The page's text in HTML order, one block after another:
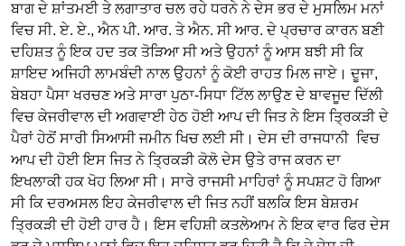
ਬਾਗ ਦੇ ਸ਼ਾਂਤਮਈ ਤੇ ਲਗਾਤਾਰ ਚਲ ਰਹੇ ਧਰਨੇ ਨੇ ਦੇਸ ਭਰ ਦੇ ਮੁਸਲਿਮ ਮਨਾਂ
ਵਿਚ ਸੀ. ਏ. ਏ., ਐਨ ਪੀ. ਆਰ. ਤੇ ਐਨ. ਸੀ ਆਰ. ਦੇ ਪ੍ਰਚਾਰ ਕਾਰਨ ਬਣੀ
ਦਹਿਸ਼ਤ ਨੂੰ ਇਕ ਹਦ ਤਕ ਤੋੜਿਆ ਸੀ ਅਤੇ ਉਹਨਾਂ ਨੂੰ ਆਸ ਬਝੀ ਸੀ ਕਿ
ਸ਼ਾਇਦ ਅਜਿਹੀ ਲਾਮਬੰਦੀ ਨਾਲ ਉਹਨਾਂ ਨੂੰ ਕੋਈ ਰਾਹਤ ਮਿਲ ਜਾਏ। ਦੂਜਾ,
ਬੇਬਹਾ ਪੈਸਾ ਖਰਚਣ ਅਤੇ ਸਾਰਾ ਪੁਠਾ-ਸਿਧਾ ਟਿੱਲ ਲਾਉਣ ਦੇ ਬਾਵਜੂਦ ਦਿੱਲੀ
ਵਿਚ ਕੇਜਰੀਵਾਲ ਦੀ ਅਗਵਾਈ ਹੇਠ ਹੋਈ ਆਪ ਦੀ ਜਿਤ ਨੇ ਇਸ ਤ੍ਰਿਕੜੀ ਦੇ
ਪੈਰਾਂ ਹੇਠੋਂ ਸਾਰੀ ਸਿਆਸੀ ਜਮੀਨ ਖਿਚ ਲਈ ਸੀ। ਦੇਸ ਦੀ ਰਾਜਧਾਨੀ ਵਿਚ
ਆਪ ਦੀ ਹੋਈ ਇਸ ਜਿਤ ਨੇ ਤ੍ਰਿਕੜੀ ਕੋਲੋ ਦੇਸ ਉਤੇ ਰਾਜ ਕਰਨ ਦਾ
ਇਖਲਾਕੀ ਹਕ ਖੋਹ ਲਿਆ ਸੀ। ਸਾਰੇ ਰਾਜਸੀ ਮਾਹਿਰਾਂ ਨੂੰ ਸਪਸ਼ਟ ਹੋ ਗਿਆ
ਸੀ ਕਿ ਦਰਅਸਲ ਇਹ ਕੇਜਰੀਵਾਲ ਦੀ ਜਿਤ ਨਹੀਂ ਬਲਕਿ ਇਸ ਬੇਸ਼ਰਮ
ਤ੍ਰਿਕੜੀ ਦੀ ਹੋਈ ਹਾਰ ਹੈ। ਇਸ ਵਹਿਸ਼ੀ ਕਤਲੇਆਮ ਨੇ ਇਕ ਵਾਰ ਫਿਰ ਦੇਸ